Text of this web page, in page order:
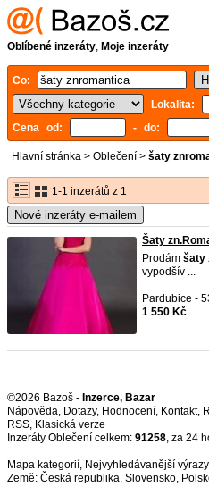
Oblíbené inzeráty, Moje inzeráty
Co:
Lokalita:
Cena od:
- do:
Hlavní stránka > Oblečení > šaty
1-1 inzerátů z 1
Nové inzeráty e-mailem
Šaty
Prodám šaty
vypodšív ...
Pardubice -
1 550 Kč
©2026 Bazoš - Inzerce, Bazar
Nápověda, Dotazy, Hodnocení, Kontakt,
RSS,
Inzeráty Oblečení celkem: 91258, za 24
Mapa kategorií, Nejvyhledávanější výrazy
Země: Česká republika, Slovensko,